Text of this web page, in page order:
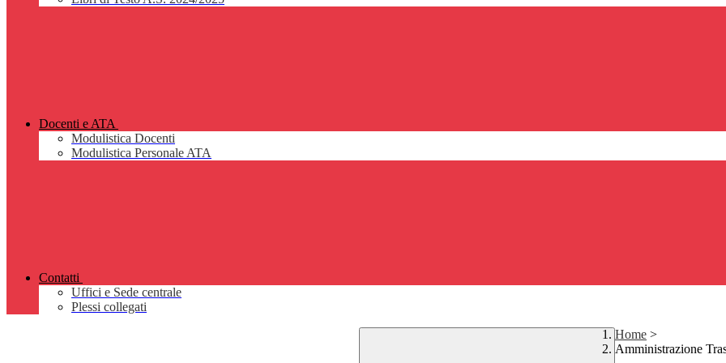
Docenti e ATA
Modulistica Docenti
Modulistica Personale ATA
Contatti
Uffici e Sede centrale
Plessi collegati
Home >
Amministrazione